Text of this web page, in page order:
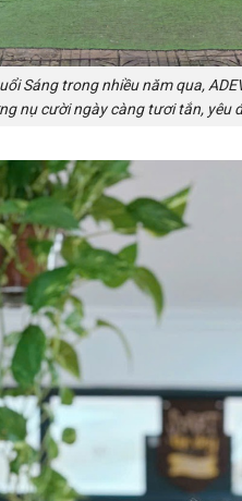
Sáng trong nhiều năm qua,
nụ cười ngày càng tươi tắn, yêu